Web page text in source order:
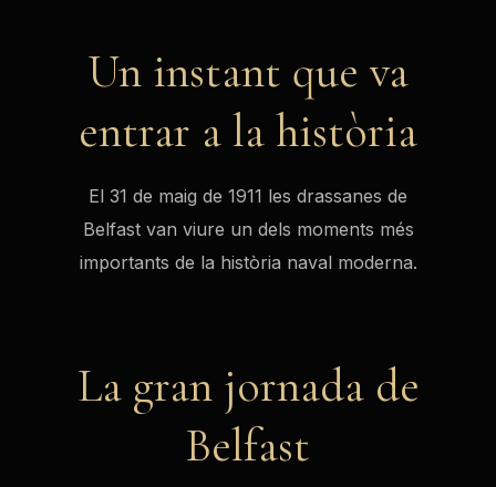
Un instant que va
entrar a la història
El 31 de maig de 1911 les drassanes de
Belfast van viure un dels moments més
importants de la història naval moderna.
La gran jornada de
Belfast